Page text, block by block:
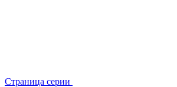
Страница серии